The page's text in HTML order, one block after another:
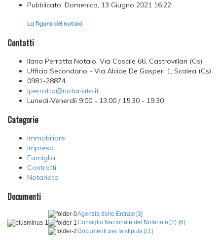
Pubblicato: Domenica, 13 Giugno 2021 16:22
La figura del notaio
Contatti
Ilaria Perrotta Notaio, Via Coscile 66, Castrovillari (Cs)
Ufficio Secondario - Via Alcide De Gasperi 1, Scalea (Cs)
0981-28874
iperrotta@notariato.it
Lunedì-Venerdiì 9:00 - 13:00 / 15:30 - 19:30
Categorie
Immobiliare
Impresa
Famiglia
Contratti
Notariato
Documenti
Agenzia delle Entrate [3]
Consiglio Nazionale del Notariato(2) [6]
Documenti per la stipula [11]